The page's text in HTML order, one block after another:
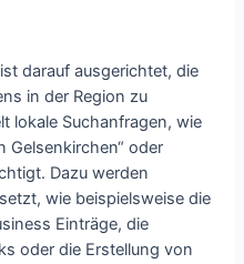
darauf ausgerichtet, die
in der Region zu
lokale Suchanfragen, wie
Gelsenkirchen“ oder
Dazu werden
wie beispielsweise die
Einträge, die
oder die Erstellung von